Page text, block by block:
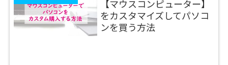
【マウスコンピューター】
をカスタマイズしてパソコ
ンを買う方法